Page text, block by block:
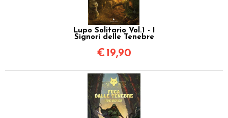
Lupo Solitario Vol.1 - I
Signori delle Tenebre
€ 19,90